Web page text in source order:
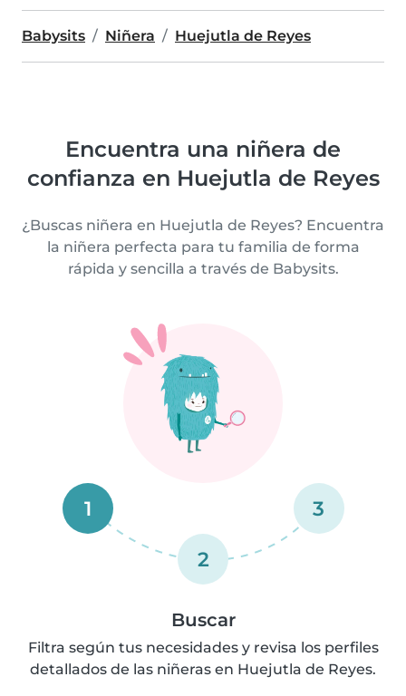
Babysits Niñera Huejutla de Reyes
Encuentra una niñera de
confianza en Huejutla de Reyes
¿Buscas niñera en Huejutla de Reyes? Encuentra
la niñera perfecta para tu familia de forma
rápida y sencilla a través de Babysits.
1
2
3
Buscar
Filtra según tus necesidades y revisa los perfiles
detallados de las niñeras en Huejutla de Reyes.